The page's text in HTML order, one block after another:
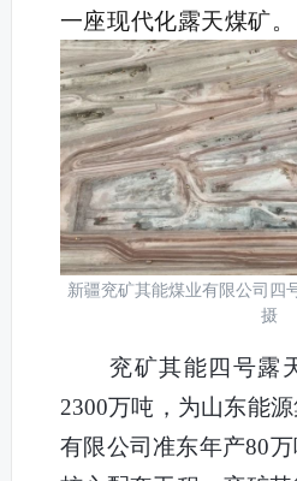
一座现代化露天煤矿。
新疆兖矿其能煤业有限公司四
摄
兖矿其能四号露天
2300万吨，为山东能
有限公司准东年产80